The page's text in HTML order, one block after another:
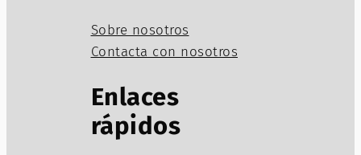
Sobre nosotros
Contacta con nosotros
Enlaces
rápidos